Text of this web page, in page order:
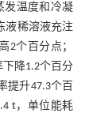
发温度和冷凝
液稀溶液充注
2个百分点；
下降1.2个百分
提升47.3个百
t，单位能耗